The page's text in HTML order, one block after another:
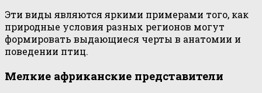
Эти виды являются яркими примерами того, как
природные условия разных регионов могут
формировать выдающиеся черты в анатомии и
поведении птиц.
Мелкие африканские представители